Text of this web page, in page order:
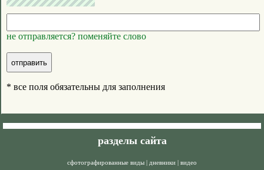
не отправляется? поменяйте слово
* все поля обязательны для заполнения
разделы сайта
сфотографированные виды дневники видео